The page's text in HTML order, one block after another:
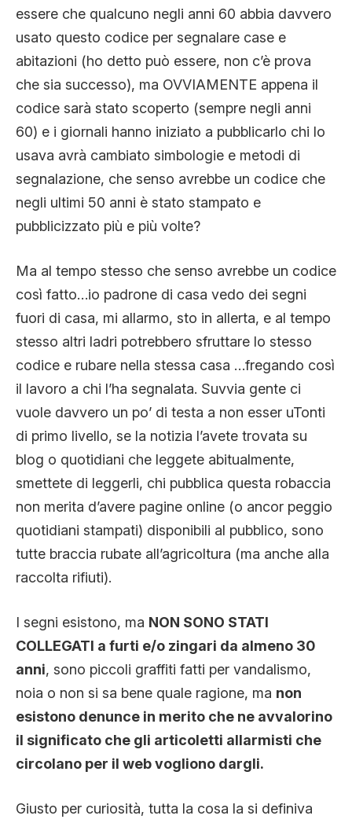
essere che qualcuno negli anni 60 abbia davvero
usato questo codice per segnalare case e
abitazioni (ho detto può essere, non c’è prova
che sia successo), ma OVVIAMENTE appena il
codice sarà stato scoperto (sempre negli anni
60) e i giornali hanno iniziato a pubblicarlo chi lo
usava avrà cambiato simbologie e metodi di
segnalazione, che senso avrebbe un codice che
negli ultimi 50 anni è stato stampato e
pubblicizzato più e più volte?
Ma al tempo stesso che senso avrebbe un codice
così fatto…io padrone di casa vedo dei segni
fuori di casa, mi allarmo, sto in allerta, e al tempo
stesso altri ladri potrebbero sfruttare lo stesso
codice e rubare nella stessa casa …fregando così
il lavoro a chi l’ha segnalata. Suvvia gente ci
vuole davvero un po’ di testa a non esser uTonti
di primo livello, se la notizia l’avete trovata su
blog o quotidiani che leggete abitualmente,
smettete di leggerli, chi pubblica questa robaccia
non merita d’avere pagine online (o ancor peggio
quotidiani stampati) disponibili al pubblico, sono
tutte braccia rubate all’agricoltura (ma anche alla
raccolta rifiuti).
I segni esistono, ma NON SONO STATI
COLLEGATI a furti e/o zingari da almeno 30
anni, sono piccoli graffiti fatti per vandalismo,
noia o non si sa bene quale ragione, ma non
esistono denunce in merito che ne avvalorino
il significato che gli articoletti allarmisti che
circolano per il web vogliono dargli.
Giusto per curiosità, tutta la cosa la si definiva